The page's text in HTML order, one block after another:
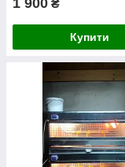
1 900 ₴
Купити